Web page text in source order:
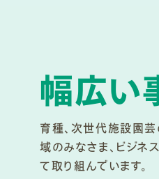
幅広い
育種、次世代施設園芸
域のみなさま、ビジネ
て取り組んでいます。